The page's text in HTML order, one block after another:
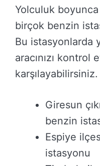
Yolculuk
birçok benzin
Bu istasyonlarda
aracınızı kontrol
karşılayabilirsiniz.
Giresun
benzin
Espiye
istasyonu